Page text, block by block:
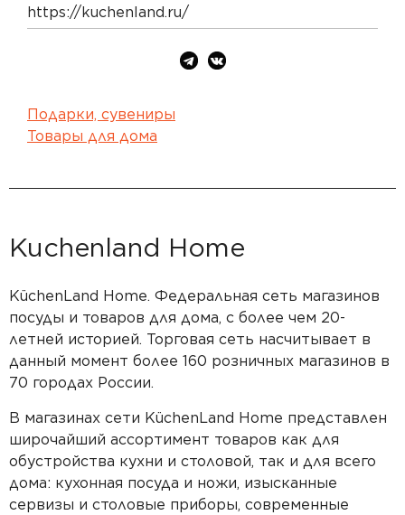
https://kuchenland.ru/
Подарки, сувениры
Товары для дома
Kuchenland Home
KüchenLand Home. Федеральная сеть магазинов
посуды и товаров для дома, с более чем 20-
летней историей. Торговая сеть насчитывает в
данный момент более 160 розничных магазинов в
70 городах России.
В магазинах сети KüchenLand Home представлен
широчайший ассортимент товаров как для
обустройства кухни и столовой, так и для всего
дома: кухонная посуда и ножи, изысканные
сервизы и столовые приборы, современные